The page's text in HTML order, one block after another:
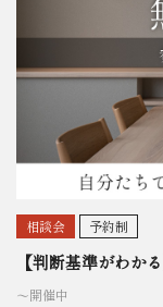
相談会 予約制
【判断基準がわか
〜開催中